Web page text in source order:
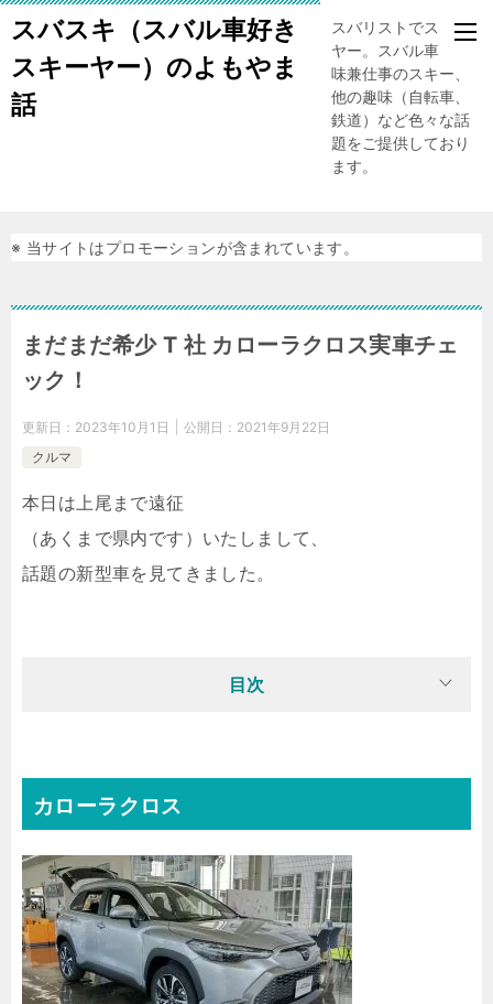
スバスキ（スバル車好き
スキーヤー）のよもやま
話
スバリストでスキー
ヤー。スバル車、趣
味兼仕事のスキー、
他の趣味（自転車、
鉄道）など色々な話
題をご提供しており
ます。
※ 当サイトはプロモーションが含まれています。
まだまだ希少 T 社 カローラクロス実車チェ
ック！
更新日： 2023年10月1日 公開日： 2021年9月22日
クルマ
本日は上尾まで遠征
（あくまで県内です）いたしまして、
話題の新型車を見てきました。
目次
カローラクロス